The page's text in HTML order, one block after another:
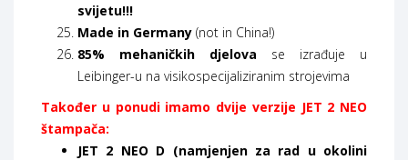
svijetu!!!
Made in Germany (not in China!)
85% mehaničkih djelova se izrađuje u
Leibinger-u na visikospecijaliziranim strojevima
Također u ponudi imamo dvije verzije JET 2 NEO
štampača:
JET 2 NEO D (namjenjen za rad u okolini